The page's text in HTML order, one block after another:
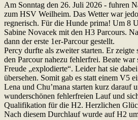
Am Sonntag den 26. Juli 2026 - fuhren
zum HSV Weilheim. Das Wetter war
regnerisch. Für die Hunde prima! Um 8
Sabine Novacek mit den H3 Parcours.
dann der erste 1er-Parcour gestellt.
Percy durfte als zweiter starten. Er
den Parcour nahezu fehlerfrei. Beate war
Freude „explodierte“. Leider hat sie
übersehen. Somit gab es statt einem V5
Lena und Chu’mana starten kurz darauf
wunderschönen fehlerfreien Lauf und
Qualifikation für die H2. Herzlichen
Nach diesem Durchlauf wurde auf H2